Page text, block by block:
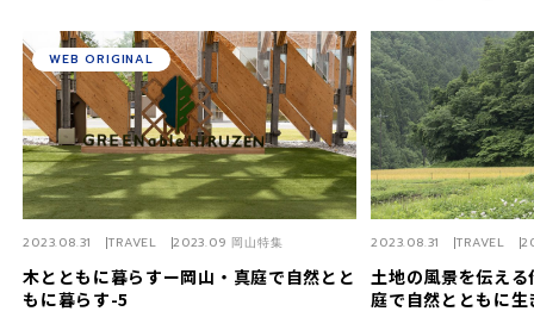
木とともに暮らすー岡山・真庭で自然とと
もに暮らす-5
2023.08.31 TRAVEL 2023.09 岡山特集
WEB ORIGINAL
土地の風景を伝え
庭で自然とともに
2023.08.31 TRAVEL